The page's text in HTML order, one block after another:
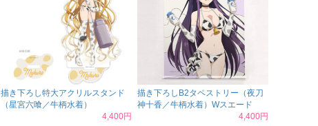
描き下ろし特大アクリルスタンド
（星宮六喰／牛柄水着）
4,400円
描き下ろしB2タペストリー（夜刀
神十香／牛柄水着）Wスエード
4,400円